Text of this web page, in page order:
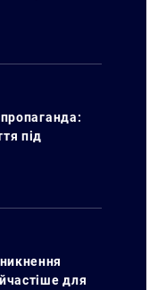
під
для